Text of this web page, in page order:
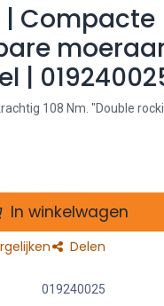
| Compacte
|
108 Nm. "Double
In winkelwagen
Delen
019240025